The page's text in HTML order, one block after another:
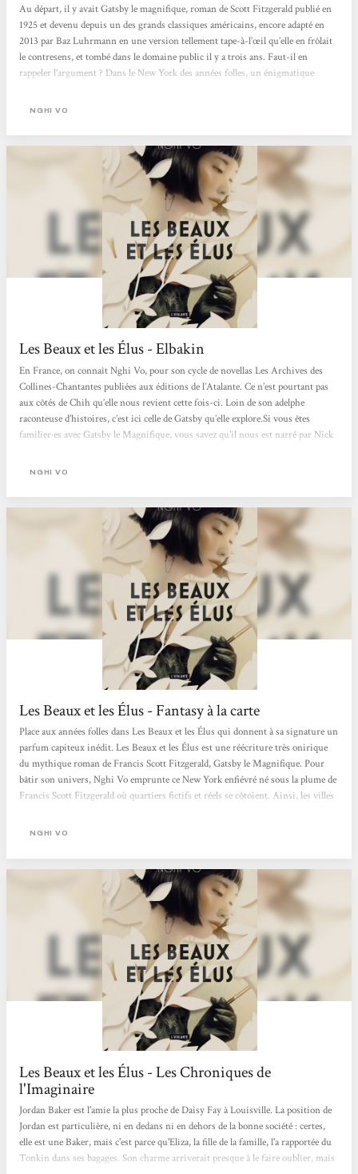
Au départ, il y avait Gatsby le magnifique, roman de Scott Fitzgerald publié en
1925 et devenu depuis un des grands classiques américains, encore adapté en
2013 par Baz Luhrmann en une version tellement tape-à-l’œil qu’elle en frôlait
le contresens, et tombé dans le domaine public il y a trois ans. Faut-il en
rappeler l’argument ? Dans le New York des années folles, un énigmatique
des foules d’interrogation. C’est au cours d’une de ces fêtes qu’il va tomber
NGHI VO
Les Beaux et les Élus - Elbakin
En France, on connaît Nghi Vo, pour son cycle de novellas Les Archives des
Collines-Chantantes publiées aux éditions de l’Atalante. Ce n’est pourtant pas
aux côtés de Chih qu’elle nous revient cette fois-ci. Loin de son adelphe
raconteuse d’histoires, c’est ici celle de Gatsby qu’elle explore.Si vous êtes
familier·es avec Gatsby le Magnifique, vous savez qu’il nous est narré par Nick
Daisy, Gatsby. Voici donc trois protagonistes du roman de Fitzgerald. Mais
NGHI VO
Les Beaux et les Élus - Fantasy à la carte
Place aux années folles dans Les Beaux et les Élus qui donnent à sa signature un
parfum capiteux inédit. Les Beaux et les Élus est une réécriture très onirique
du mythique roman de Francis Scott Fitzgerald, Gatsby le Magnifique. Pour
bâtir son univers, Nghi Vo emprunte ce New York enfiévré né sous la plume de
Francis Scott Fitzgerald où quartiers fictifs et réels se côtoient. Ainsi, les villes
speakeasies renaissent de leurs cendres pour nous emporter dans un tourbillon
NGHI VO
Les Beaux et les Élus - Les Chroniques de
l'Imaginaire
Jordan Baker est l'amie la plus proche de Daisy Fay à Louisville. La position de
Jordan est particulière, ni en dedans ni en dehors de la bonne société : certes,
elle est une Baker, mais c'est parce qu'Eliza, la fille de la famille, l'a rapportée du
Tonkin dans ses bagages. Son charme arriverait presque à le faire oublier, mais